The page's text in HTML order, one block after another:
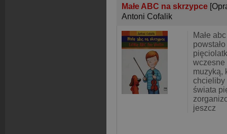
Małe ABC na skrzypce
Antoni Cofalik
Małe
wczesne
muzyką,
chcieliby
świata
jeszcz